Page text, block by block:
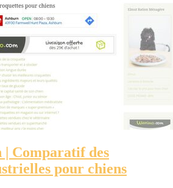
| Comparatif des
pour chiens